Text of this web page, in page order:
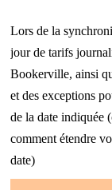
Lors de la
jour de tarifs
Bookerville, ainsi
et des exceptions
de la date indiquée
comment étendre
date)